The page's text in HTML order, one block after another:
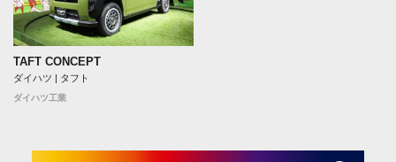
TAFT CONCEPT
ダイハツ | タフト
ダイハツ工業